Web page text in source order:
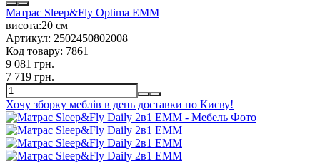
Матрас Sleep&Fly Optima EMM
висота:20 см
Артикул: 2502450802008
Код товару: 7861
9 081 грн.
7 719 грн.
Хочу зборку меблів в день доставки по Києву!